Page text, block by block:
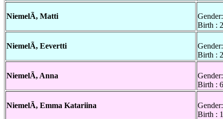
NiemelÃ, Matti
Birth :
NiemelÃ, Eevertti
Birth :
NiemelÃ, Anna
Birth :
NiemelÃ, Emma Katariina
Birth :